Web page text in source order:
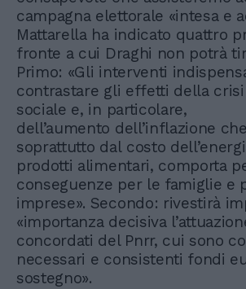
campagna elettorale «intesa e
Mattarella ha indicato quattro
fronte a cui Draghi non potrà
Primo: «Gli interventi
contrastare gli effetti della
sociale e, in particolare,
dell’aumento dell’inflazione
soprattutto dal costo
prodotti alimentari, comporta
conseguenze per le famiglie e
imprese». Secondo: rivestirà
«importanza decisiva
concordati del Pnrr, cui sono
necessari e consistenti fondi
sostegno».